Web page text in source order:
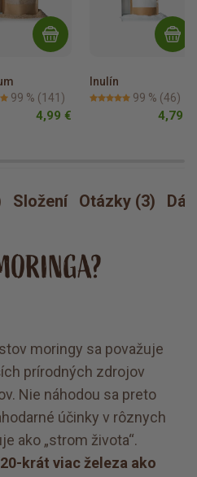
99 % (141)
4,99 €
Inulín
99 % (46)
4,79 €
Složení Otázky (3)
moringy sa považuje
prírodných zdrojov
Nie náhodou sa preto
účinky v rôznych
ako „strom života“.
20-krát viac železa ako